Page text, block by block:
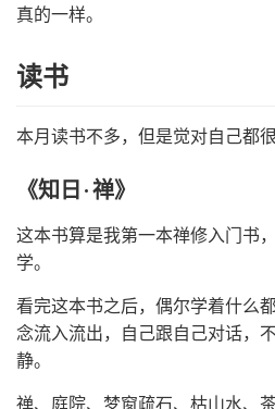
真的一样。
读书
本月读书不多，但是觉对自己都
《知日·禅》
这本书算是我第一本禅修入门书
学。
看完这本书之后，偶尔学着什么
念流入流出，自己跟自己对话，
静。
禅、庭院、梦窗疏石、枯山水、